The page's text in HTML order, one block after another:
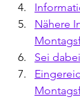
Nähere
Sei